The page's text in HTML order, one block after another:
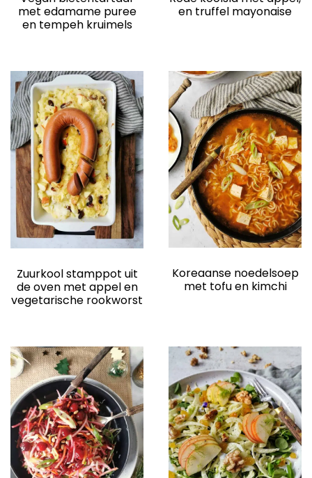
met edamame puree
en tempeh kruimels
en truffel mayonaise
Zuurkool stamppot uit
de oven met appel en
vegetarische rookworst
Koreaanse noedelsoep
met tofu en kimchi